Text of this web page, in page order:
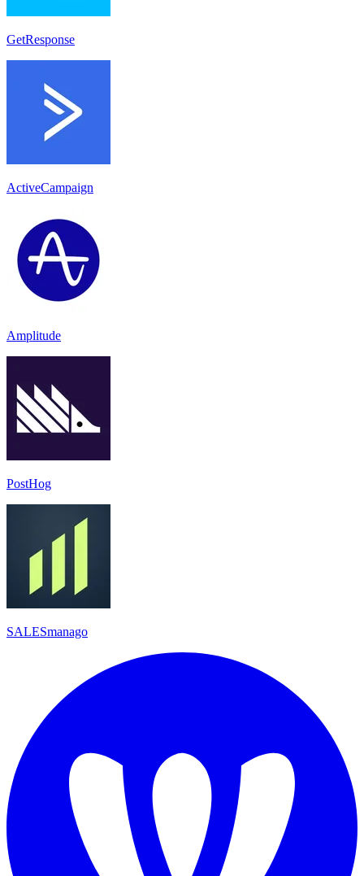
GetResponse
ActiveCampaign
Amplitude
PostHog
SALESmanago